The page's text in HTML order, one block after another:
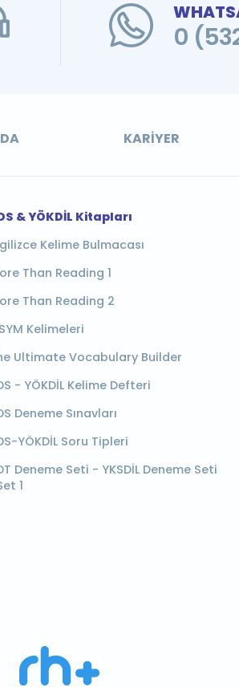
0
KARIYER
& YÖKDİL Kitapları
Kelime Bulmacası
Than Reading 1
Than Reading 2
Kelimeleri
Ultimate Vocabulary Builder
- YÖKDİL Kelime Defteri
Deneme Sınavları
YÖKDİL Soru Tipleri
Deneme Seti - YKSDİL Deneme Seti
1